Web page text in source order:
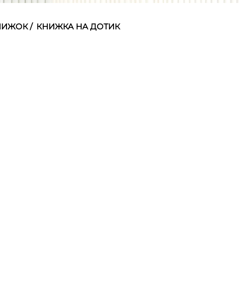
/ КНИЖКА НА ДОТИК